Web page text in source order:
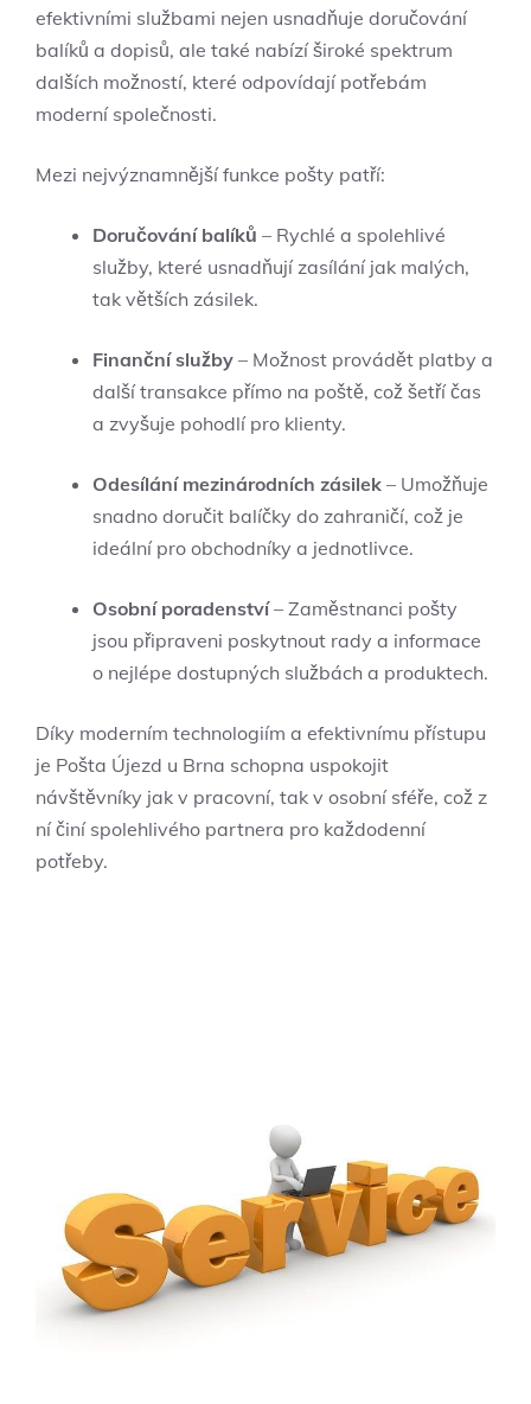
efektivními službami nejen usnadňuje doručování
balíků a dopisů, ale také nabízí široké spektrum
dalších možností, které odpovídají potřebám
moderní společnosti.
Mezi nejvýznamnější funkce pošty patří:
Doručování balíků – Rychlé a spolehlivé
služby, které usnadňují zasílání jak malých,
tak větších zásilek.
Finanční služby – Možnost provádět platby a
další transakce přímo na poště, což šetří čas
a zvyšuje pohodlí pro klienty.
Odesílání mezinárodních zásilek – Umožňuje
snadno doručit balíčky do zahraničí, což je
ideální pro obchodníky a jednotlivce.
Osobní poradenství– Zaměstnanci pošty
jsou připraveni poskytnout rady a informace
o nejlépe dostupných službách a produktech.
Díky moderním technologiím a efektivnímu přístupu
je Pošta Újezd u Brna schopna uspokojit
návštěvníky jak v pracovní, tak v osobní sféře, což z
ní činí spolehlivého partnera pro každodenní
potřeby.